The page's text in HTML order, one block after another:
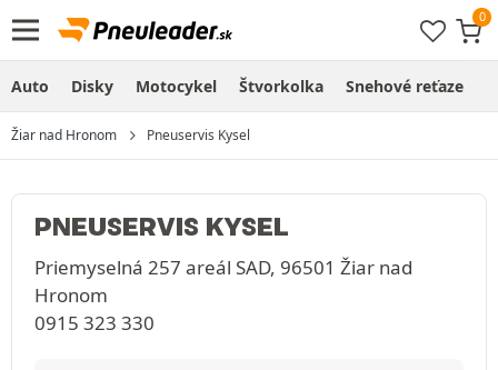
Auto Disky Motocykel Štvorkolka Snehové reťaze
Žiar nad Hronom Pneuservis Kysel
PNEUSERVIS KYSEL
Priemyselná 257 areál SAD, 96501 Žiar nad
Hronom
0915 323 330